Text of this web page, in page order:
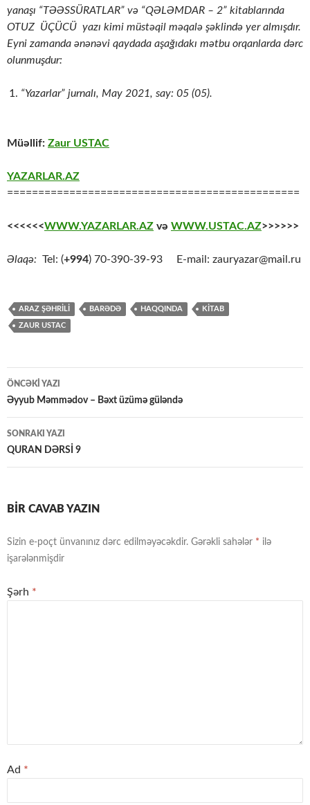
yanaşı “TƏƏSSÜRATLAR” və “QƏLƏMDAR – 2” kitablarında
OTUZ ÜÇÜCÜ yazı kimi müstəqil məqalə şəklində yer almışdır.
Eyni zamanda ənənəvi qaydada aşağıdakı mətbu orqanlarda dərc
olunmuşdur:
“Yazarlar” jurnalı, May 2021, say: 05 (05).
Müəllif: Zaur USTAC
YAZARLAR.AZ
===============================================
<<<<<<WWW.YAZARLAR.AZ və WWW.USTAC.AZ>>>>>>
Əlaqə: Tel: (+994) 70-390-39-93 E-mail: zauryazar@mail.ru
ARAZ ŞƏHRİLİ BARƏDƏ HAQQINDA KİTAB
ZAUR USTAC
Yazılar
üzrə
naviqasiya
ÖNCƏKI YAZI
Əyyub Məmmədov – Bəxt üzümə güləndə
SONRAKI YAZI
QURAN DƏRSİ 9
BIR CAVAB YAZIN
Sizin e-poçt ünvanınız dərc edilməyəcəkdir. Gərəkli sahələr * ilə
işarələnmişdir
Şərh *
Ad *